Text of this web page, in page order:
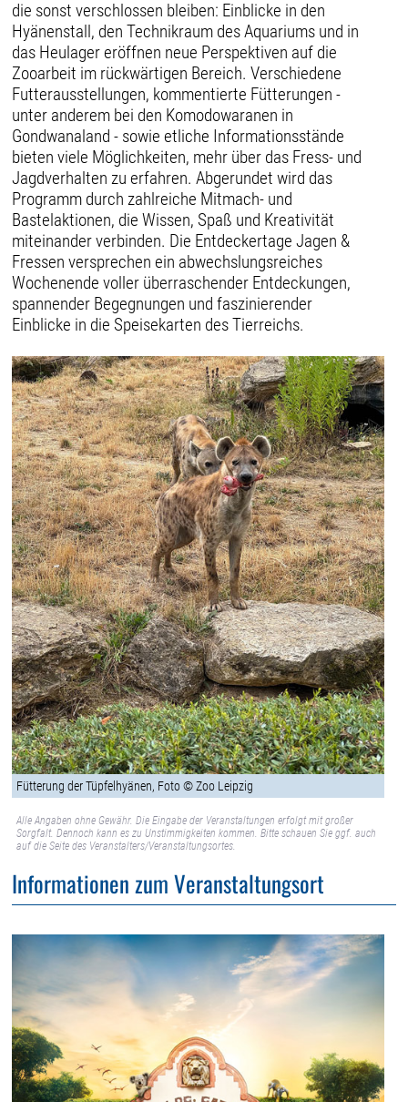
die sonst verschlossen bleiben: Einblicke in den
Hyänenstall, den Technikraum des Aquariums und in
das Heulager eröffnen neue Perspektiven auf die
Zooarbeit im rückwärtigen Bereich. Verschiedene
Futterausstellungen, kommentierte Fütterungen -
unter anderem bei den Komodowaranen in
Gondwanaland - sowie etliche Informationsstände
bieten viele Möglichkeiten, mehr über das Fress- und
Jagdverhalten zu erfahren. Abgerundet wird das
Programm durch zahlreiche Mitmach- und
Bastelaktionen, die Wissen, Spaß und Kreativität
miteinander verbinden. Die Entdeckertage Jagen &
Fressen versprechen ein abwechslungsreiches
Wochenende voller überraschender Entdeckungen,
spannender Begegnungen und faszinierender
Einblicke in die Speisekarten des Tierreichs.
Fütterung der Tüpfelhyänen, Foto © Zoo Leipzig
Alle Angaben ohne Gewähr. Die Eingabe der Veranstaltungen erfolgt mit großer
Sorgfalt. Dennoch kann es zu Unstimmigkeiten kommen. Bitte schauen Sie ggf. auch
auf die Seite des Veranstalters/Veranstaltungsortes.
Informationen zum Veranstaltungsort